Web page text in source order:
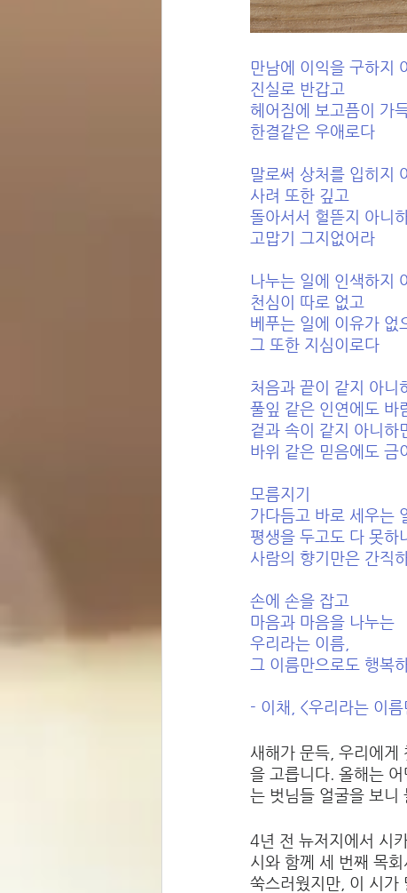
만남에 이익을 구하지
진실로 반갑고
헤어짐에 보고픔이 가
한결같은 우애로다
말로써 상처를 입히지
사려 또한 깊고
돌아서서 헐뜯지 아니
고맙기 그지없어라
나누는 일에 인색하지
천심이 따로 없고
베푸는 일에 이유가 없
그 또한 지심이로다
처음과 끝이 같지 아니
풀잎 같은 인연에도 바
겉과 속이 같지 아니하
바위 같은 믿음에도 금
모름지기
가다듬고 바로 세우는
평생을 두고도 다 못하
사람의 향기만은 간직
손에 손을 잡고
마음과 마음을 나누는
우리라는 이름,
그 이름만으로도 행복
- 이채, <우리라는 이
새해가 문득, 우리에
을 고릅니다. 올해는
는 벗님들 얼굴을 보니
4년 전 뉴저지에서 시
시와 함께 세 번째 목
쑥스러웠지만, 이 시가